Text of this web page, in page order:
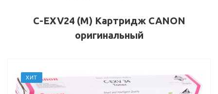
C-EXV24 (M) Картридж CANON
оригинальный
ХИТ